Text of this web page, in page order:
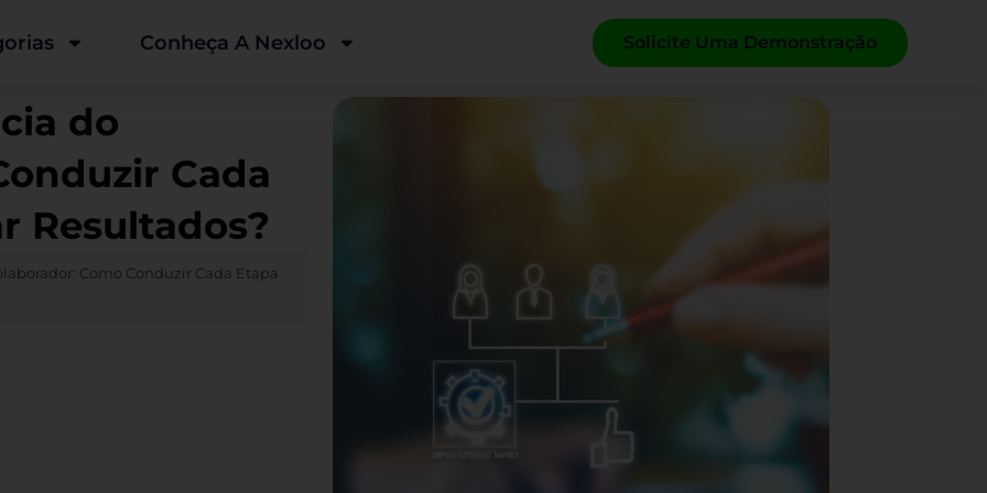
Conheça A Nexloo Solicite Uma Demonstração
do
Cada
Resultados?
Como Conduzir Cada Etapa